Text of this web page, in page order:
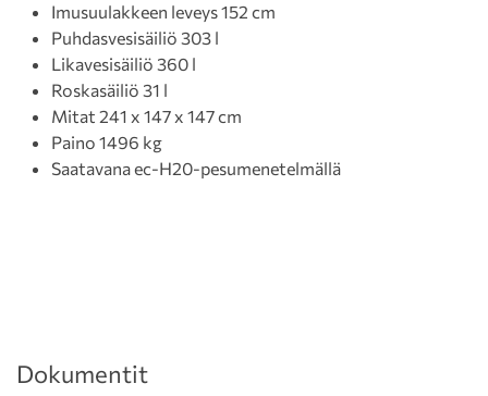
Imusuulakkeen leveys 152 cm
Puhdasvesisäiliö 303 l
Likavesisäiliö 360 l
Roskasäiliö 31 l
Mitat 241 x 147 x 147 cm
Paino 1496 kg
Saatavana ec-H20-pesumenetelmällä
Dokumentit